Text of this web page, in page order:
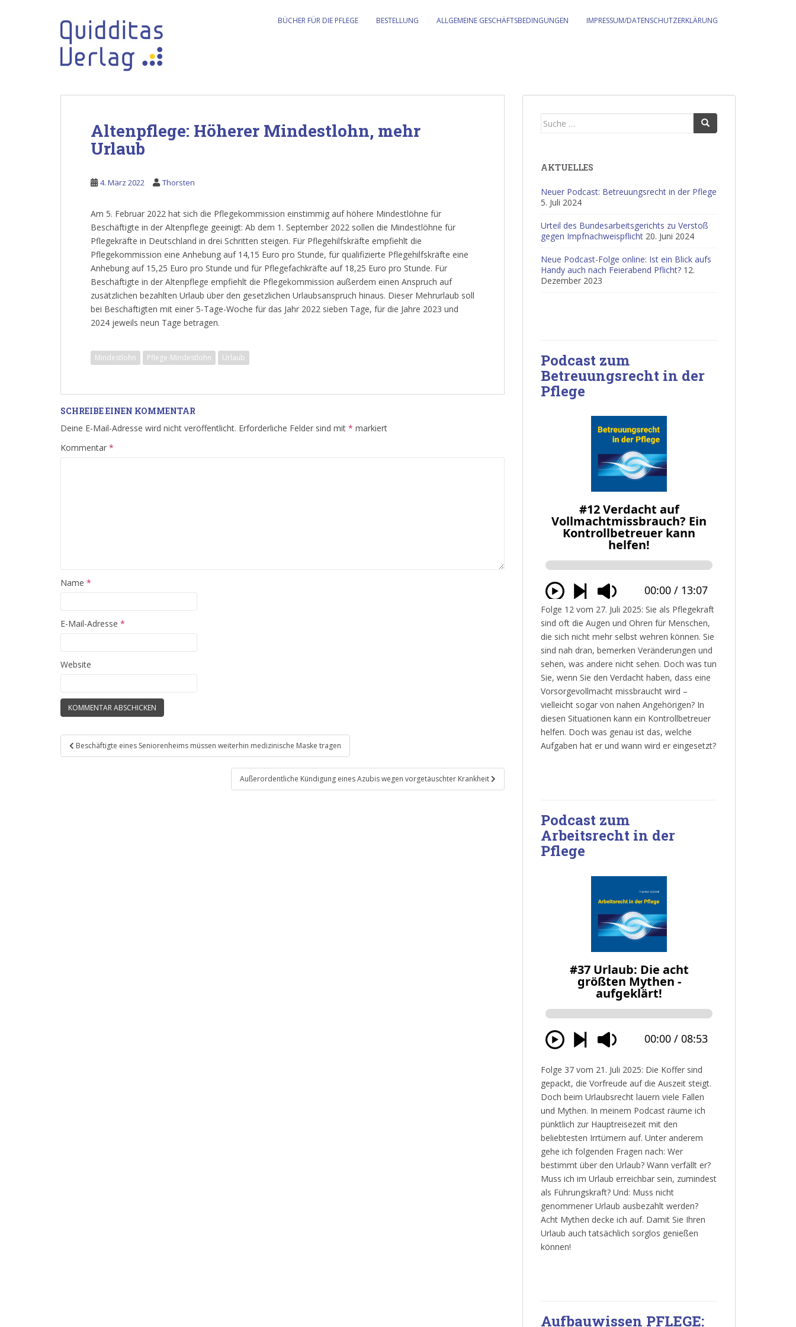
BÜCHER FÜR DIE PFLEGE BESTELLUNG ALLGEMEINE GESCHÄFTSBEDINGUNGEN IMPRESSUM/DATENSCHUTZERKLÄRUNG
Altenpflege: Höherer Mindestlohn, mehr
Urlaub
4. März 2022 Thorsten
Am 5. Februar 2022 hat sich die Pflegekommission einstimmig auf höhere Mindestlöhne für
Beschäftigte in der Altenpflege geeinigt: Ab dem 1. September 2022 sollen die Mindestlöhne für
Pflegekräfte in Deutschland in drei Schritten steigen. Für Pflegehilfskräfte empfiehlt die
Pflegekommission eine Anhebung auf 14,15 Euro pro Stunde, für qualifizierte Pflegehilfskräfte eine
Anhebung auf 15,25 Euro pro Stunde und für Pflegefachkräfte auf 18,25 Euro pro Stunde. Für
Beschäftigte in der Altenpflege empfiehlt die Pflegekommission außerdem einen Anspruch auf
zusätzlichen bezahlten Urlaub über den gesetzlichen Urlaubsanspruch hinaus. Dieser Mehrurlaub soll
bei Beschäftigten mit einer 5-Tage-Woche für das Jahr 2022 sieben Tage, für die Jahre 2023 und
2024 jeweils neun Tage betragen.
Mindestlohn Pflege-Mindestlohn Urlaub
SCHREIBE EINEN KOMMENTAR
Deine E-Mail-Adresse wird nicht veröffentlicht. Erforderliche Felder sind mit * markiert
Kommentar *
Name *
E-Mail-Adresse *
Website
Beitragsnavigation
Beschäftigte eines Seniorenheims müssen weiterhin medizinische Maske tragen
Außerordentliche Kündigung eines Azubis wegen vorgetäuschter Krankheit
Suche
AKTUELLES
Neuer Podcast: Betreuungsrecht in der Pflege
5. Juli 2024
Urteil des Bundesarbeitsgerichts zu Verstoß
gegen Impfnachweispflicht 20. Juni 2024
Neue Podcast-Folge online: Ist ein Blick aufs
Handy auch nach Feierabend Pflicht? 12.
Dezember 2023
Podcast zum
Betreuungsrecht in der
Pflege
Folge 12 vom 27. Juli 2025: Sie als Pflegekraft
sind oft die Augen und Ohren für Menschen,
die sich nicht mehr selbst wehren können. Sie
sind nah dran, bemerken Veränderungen und
sehen, was andere nicht sehen. Doch was tun
Sie, wenn Sie den Verdacht haben, dass eine
Vorsorgevollmacht missbraucht wird –
vielleicht sogar von nahen Angehörigen? In
diesen Situationen kann ein Kontrollbetreuer
helfen. Doch was genau ist das, welche
Aufgaben hat er und wann wird er eingesetzt?
Podcast zum
Arbeitsrecht in der
Pflege
Folge 37 vom 21. Juli 2025: Die Koffer sind
gepackt, die Vorfreude auf die Auszeit steigt.
Doch beim Urlaubsrecht lauern viele Fallen
und Mythen. In meinem Podcast räume ich
pünktlich zur Hauptreisezeit mit den
beliebtesten Irrtümern auf. Unter anderem
gehe ich folgenden Fragen nach: Wer
bestimmt über den Urlaub? Wann verfällt er?
Muss ich im Urlaub erreichbar sein, zumindest
als Führungskraft? Und: Muss nicht
genommener Urlaub ausbezahlt werden?
Acht Mythen decke ich auf. Damit Sie Ihren
Urlaub auch tatsächlich sorglos genießen
können!
Aufbauwissen PFLEGE: